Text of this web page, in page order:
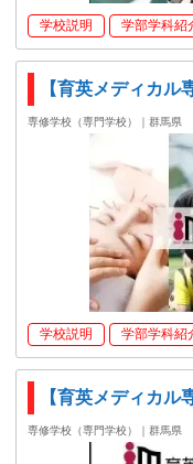
学校説明 学部学科紹
【育英メディカル
専修学校（専門学校）｜群馬県
学校説明 学部学科紹
【育英メディカル
専修学校（専門学校）｜群馬県